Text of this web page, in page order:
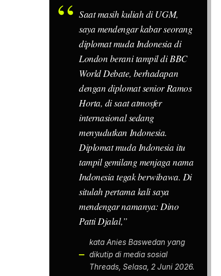
Saat masih kuliah di UGM,
saya mendengar kabar seorang
diplomat muda Indonesia di
London berani tampil di BBC
World Debate, berhadapan
dengan diplomat senior Ramos
Horta, di saat atmosfer
internasional sedang
menyudutkan Indonesia.
Diplomat muda Indonesia itu
tampil gemilang menjaga nama
Indonesia tegak berwibawa. Di
situlah pertama kali saya
mendengar namanya: Dino
Patti Djalal,”
kata Anies Baswedan yang
dikutip di media sosial
Threads, Selasa, 2 Juni 2026.